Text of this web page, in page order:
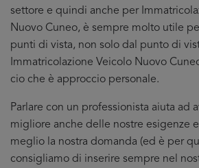
settore e quindi anche per
Nuovo Cuneo, è sempre molto utile
punti di vista, non solo dal punto di
Immatricolazione Veicolo Nuovo
cio che è approccio personale.
Parlare con un professionista aiuta ad
migliore anche delle nostre esigenze
meglio la nostra domanda (ed è per
consigliamo di inserire sempre nel